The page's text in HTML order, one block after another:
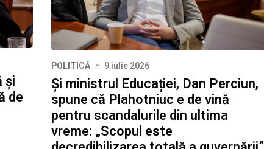
și
de
POLITICĂ 9 iulie 2026
Și ministrul Educației, Dan Perciun,
spune că Plahotniuc e de vină
pentru scandalurile din ultima
vreme: „Scopul este